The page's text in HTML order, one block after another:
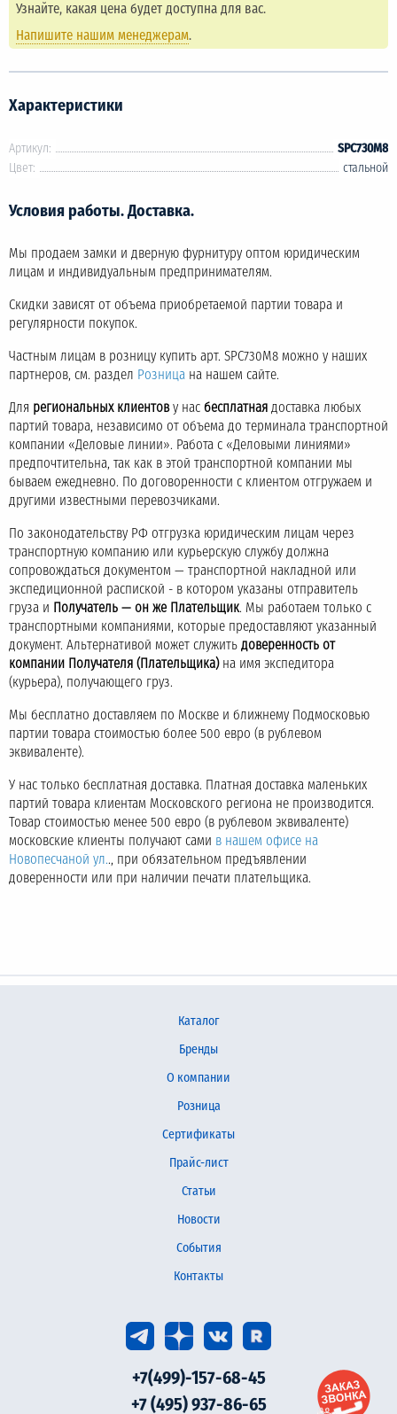
Узнайте, какая цена будет доступна для вас.
Напишите нашим менеджерам.
Характеристики
Артикул:
SPC730M8
Цвет:
стальной
Условия работы. Доставка.
Мы продаем замки и дверную фурнитуру оптом юридическим
лицам и индивидуальным предпринимателям.
Скидки зависят от объема приобретаемой партии товара и
регулярности покупок.
Частным лицам в розницу купить арт. SPC730M8 можно у наших
партнеров, см. раздел Розница на нашем сайте.
Для региональных клиентову нас бесплатная доставка любых
партий товара, независимо от объема до терминала транспортной
компании «Деловые линии». Работа с «Деловыми линиями»
предпочтительна, так как в этой транспортной компании мы
бываем ежедневно. По договоренности с клиентом отгружаем и
другими известными перевозчиками.
По законодательству РФ отгрузка юридическим лицам через
транспортную компанию или курьерскую службу должна
сопровождаться документом — транспортной накладной или
экспедиционной распиской - в котором указаны отправитель
груза и Получатель — он же Плательщик. Мы работаем только с
транспортными компаниями, которые предоставляют указанный
документ. Альтернативой может служить доверенность от
компании Получателя (Плательщика)на имя экспедитора
(курьера), получающего груз.
Мы бесплатно доставляем по Москве и ближнему Подмосковью
партии товара стоимостью более 500 евро (в рублевом
эквиваленте).
У нас только бесплатная доставка. Платная доставка маленьких
партий товара клиентам Московского региона не производится.
Товар стоимостью менее 500 евро (в рублевом эквиваленте)
московские клиенты получают сами в нашем офисе на
Новопесчаной ул.., при обязательном предъявлении
доверенности или при наличии печати плательщика.
Каталог
Бренды
О компании
Розница
Сертификаты
Прайс-лист
Статьи
Новости
События
Контакты
+7(499)-157-68-45
+7 (495) 937-86-65